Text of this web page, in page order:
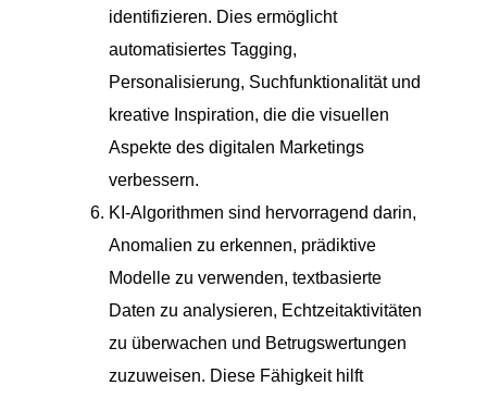
identifizieren. Dies ermöglicht
automatisiertes Tagging,
Personalisierung, Suchfunktionalität und
kreative Inspiration, die die visuellen
Aspekte des digitalen Marketings
verbessern.
KI-Algorithmen sind hervorragend darin,
Anomalien zu erkennen, prädiktive
Modelle zu verwenden, textbasierte
Daten zu analysieren, Echtzeitaktivitäten
zu überwachen und Betrugswertungen
zuzuweisen. Diese Fähigkeit hilft